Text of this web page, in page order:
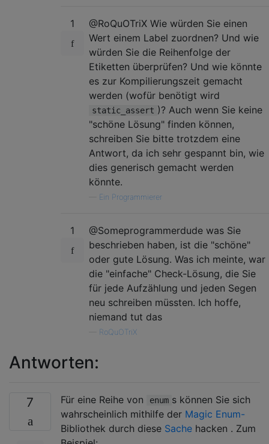
1
@RoQuOTriX Wie würden Sie einen
Wert einem Label zuordnen? Und wie
würden Sie die Reihenfolge der
Etiketten überprüfen? Und wie könnte
es zur Kompilierungszeit gemacht
werden (wofür benötigt wird
static_assert )? Auch wenn Sie keine
"schöne Lösung" finden können,
schreiben Sie bitte trotzdem eine
Antwort, da ich sehr gespannt bin, wie
dies generisch gemacht werden
könnte.
Ein Programmierer
1
@Someprogrammerdude was Sie
beschrieben haben, ist die "schöne"
oder gute Lösung. Was ich meinte, war
die "einfache" Check-Lösung, die Sie
für jede Aufzählung und jeden Segen
neu schreiben müssten. Ich hoffe,
niemand tut das
RoQuOTriX
Antworten:
7 Für eine Reihe von enum s können Sie sich
wahrscheinlich mithilfe der Magic Enum-
Bibliothek durch diese Sache hacken . Zum